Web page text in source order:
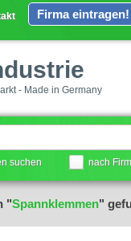
Firma eintragen!
- Made in Germany
suchen nach
"Spannklemmen"